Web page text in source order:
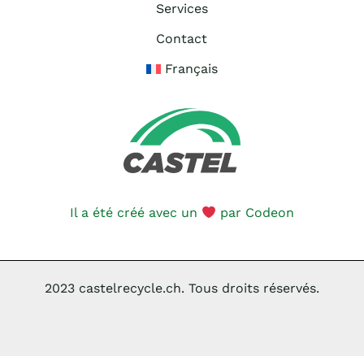
Services
Contact
Français
Il a été créé avec un par Codeon
2023 castelrecycle.ch. Tous droits réservés.